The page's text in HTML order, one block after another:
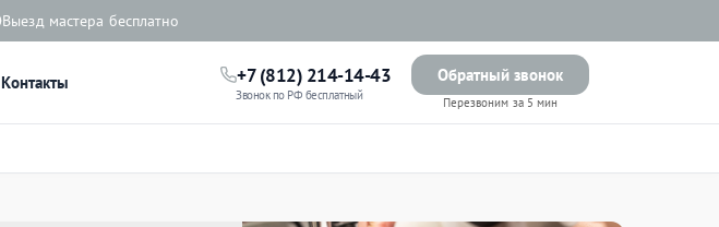
Выезд мастера бесплатно
Контакты +7 (812) 214-14-43
Звонок по РФ бесплатный
Обратный звонок
Перезвоним за 5 мин